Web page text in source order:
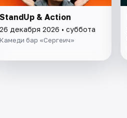
StandUp & Action
26 декабря 2026 • суббота
Камеди бар «Сергеич»